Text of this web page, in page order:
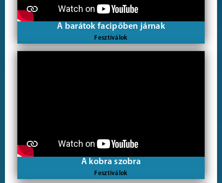
A barátok facipőben járnak
Fesztiválok
A kobra szobra
Fesztiválok